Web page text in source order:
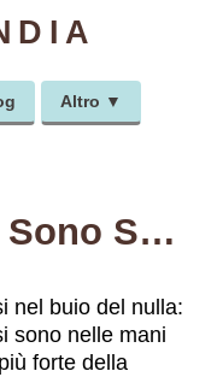
Altro ▼
I Nostri Cari Non Sono Scomparsi Nel Buio Del Nulla: La Speranza Ci Assicura Che Essi Sono Nelle Mani Buone E Forti Di Dio. L’amore È Più Forte Della Morte.
nel buio del nulla:
sono nelle mani
forte della